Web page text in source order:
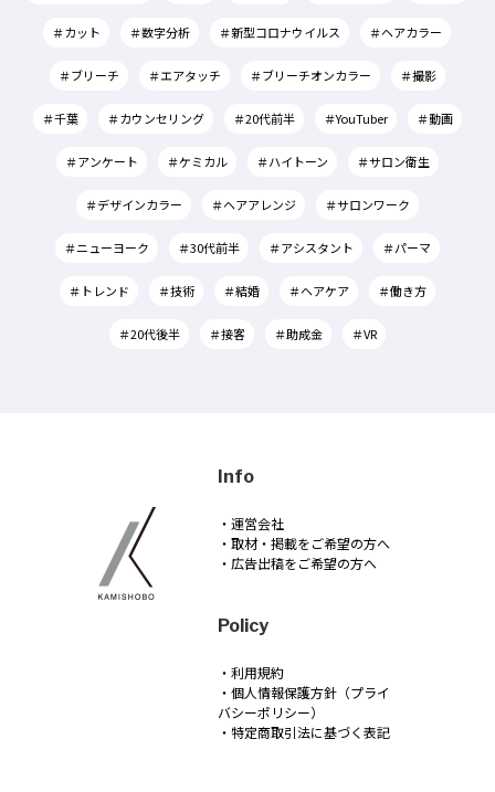
＃カット ＃数字分析 ＃新型コロナウイルス ＃ヘアカラー
＃ブリーチ ＃エアタッチ ＃ブリーチオンカラー ＃撮影
＃千葉 ＃カウンセリング ＃20代前半 ＃YouTuber ＃動画
＃アンケート ＃ケミカル ＃ハイトーン ＃サロン衛生
＃デザインカラー ＃ヘアアレンジ ＃サロンワーク
＃ニューヨーク ＃30代前半 ＃アシスタント ＃パーマ
＃トレンド ＃技術 ＃結婚 ＃ヘアケア ＃働き方
＃20代後半 ＃接客 ＃助成金 ＃VR
Info
・運営会社
・取材・掲載をご希望の方へ
・広告出稿をご希望の方へ
Policy
・利用規約
・個人情報保護方針（プライ
バシーポリシー）
・特定商取引法に基づく表記